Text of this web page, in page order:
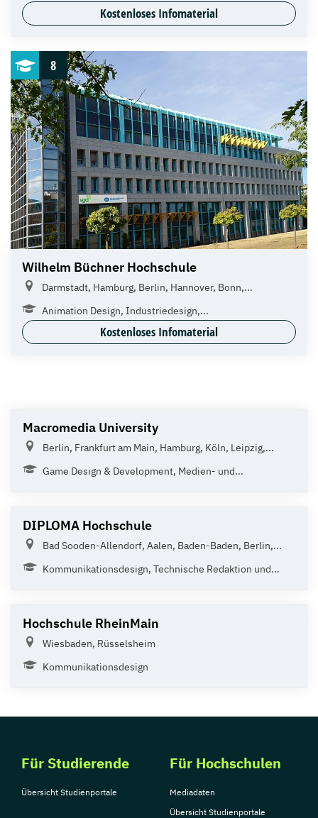
Kostenloses Infomaterial
8
Wilhelm Büchner Hochschule
Darmstadt, Hamburg, Berlin, Hannover, Bonn,...
Animation Design, Industriedesign,...
Kostenloses Infomaterial
Macromedia University
Berlin, Frankfurt am Main, Hamburg, Köln, Leipzig,...
Game Design & Development, Medien- und...
DIPLOMA Hochschule
Bad Sooden-Allendorf, Aalen, Baden-Baden, Berlin,...
Kommunikationsdesign, Technische Redaktion und...
Hochschule RheinMain
Wiesbaden, Rüsselsheim
Kommunikationsdesign
Für Studierende
Übersicht Studienportale
Für Hochschulen
Mediadaten
Übersicht Studienportale